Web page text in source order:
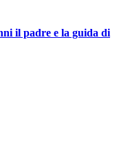
il padre e la guida di